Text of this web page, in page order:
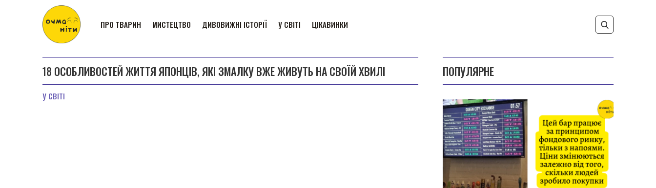
ПРО ТВАРИН МИСТЕЦТВО ДИВОВИЖНІ ІСТОРІЇ У СВІТІ ЦІКАВИНКИ
18 ОСОБЛИВОСТЕЙ ЖИТТЯ ЯПОНЦІВ, ЯКІ ЗМАЛКУ ВЖЕ ЖИВУТЬ НА СВОЇЙ ХВИЛІ
У СВІТІ
ПОПУЛЯРНЕ